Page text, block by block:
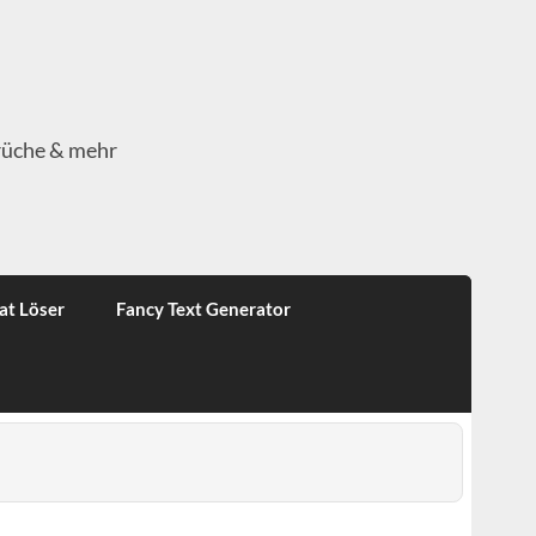
& mehr
Löser Fancy Text Generator